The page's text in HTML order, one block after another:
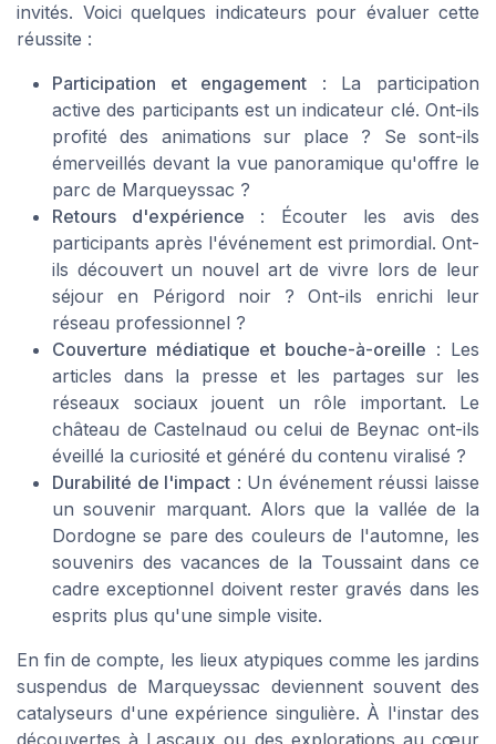
invités. Voici quelques indicateurs pour évaluer cette
réussite :
Participation et engagement : La participation
active des participants est un indicateur clé. Ont-ils
profité des animations sur place ? Se sont-ils
émerveillés devant la vue panoramique qu'offre le
parc de Marqueyssac ?
Retours d'expérience : Écouter les avis des
participants après l'événement est primordial. Ont-
ils découvert un nouvel art de vivre lors de leur
séjour en Périgord noir ? Ont-ils enrichi leur
réseau professionnel ?
Couverture médiatique et bouche-à-oreille : Les
articles dans la presse et les partages sur les
réseaux sociaux jouent un rôle important. Le
château de Castelnaud ou celui de Beynac ont-ils
éveillé la curiosité et généré du contenu viralisé ?
Durabilité de l'impact : Un événement réussi laisse
un souvenir marquant. Alors que la vallée de la
Dordogne se pare des couleurs de l'automne, les
souvenirs des vacances de la Toussaint dans ce
cadre exceptionnel doivent rester gravés dans les
esprits plus qu'une simple visite.
En fin de compte, les lieux atypiques comme les jardins
suspendus de Marqueyssac deviennent souvent des
catalyseurs d'une expérience singulière. À l'instar des